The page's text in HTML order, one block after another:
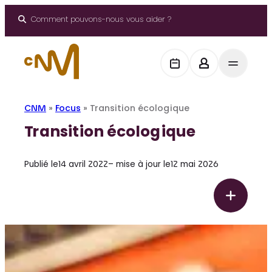
Panneau de gestion des cookies
Comment pouvons-nous vous aider ?
CNM » Focus » Transition écologique
Transition écologique
Publié le14 avril 2022– mise à jour le12 mai 2026
u
s
a
n